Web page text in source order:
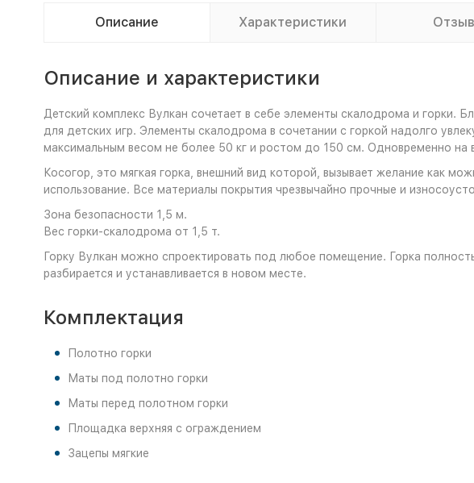
Описание Характеристики
Описание и характеристики
Детский комплекс Вулкан сочетает в себе элементы скалодрома и горки.
для детских игр. Элементы скалодрома в сочетании с горкой надолго
максимальным весом не более 50 кг и ростом до 150 см. Одновременно на
Косогор, это мягкая горка, внешний вид которой, вызывает желание как
использование. Все материалы покрытия чрезвычайно прочные и
Зона безопасности 1,5 м.
Вес горки-скалодрома от 1,5 т.
Горку Вулкан можно спроектировать под любое помещение. Горка
разбирается и устанавливается в новом месте.
Комплектация
Полотно горки
Маты под полотно горки
Маты перед полотном горки
Площадка верхняя с ограждением
Зацепы мягкие